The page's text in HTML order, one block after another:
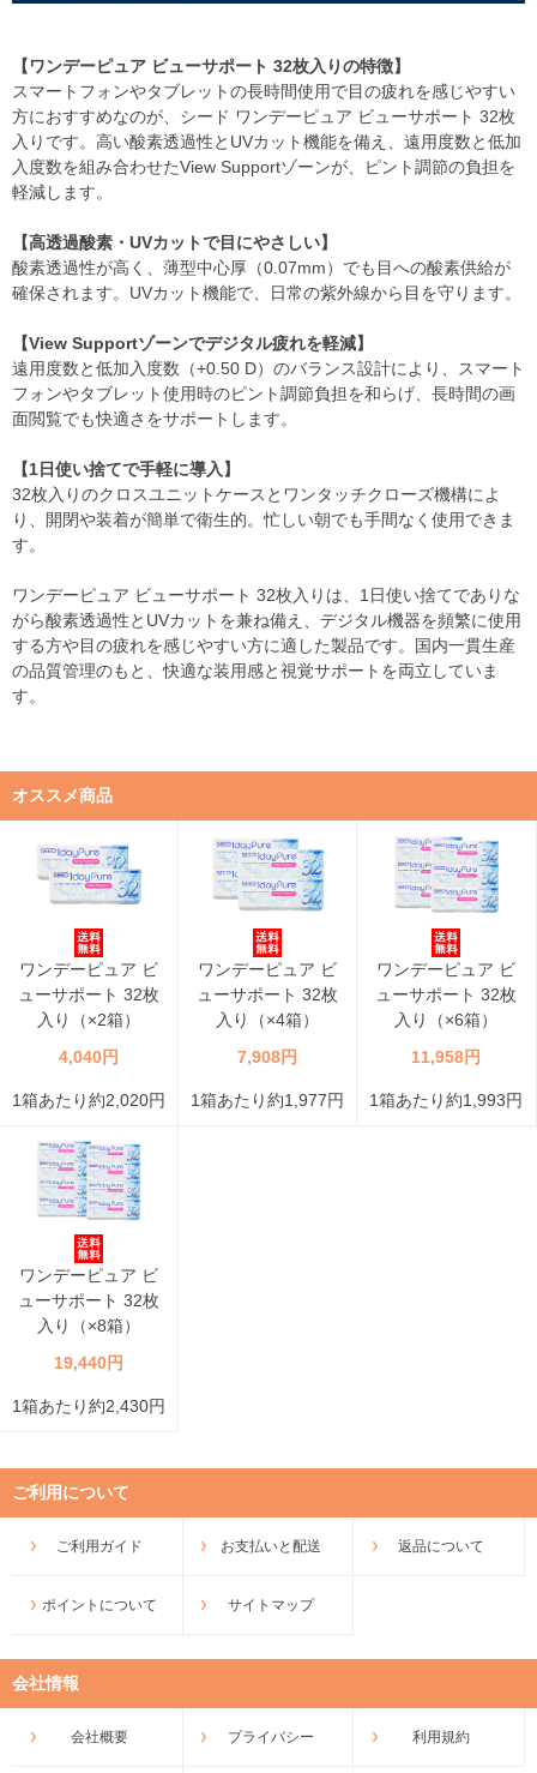
【ワンデーピュア ビューサポート 32枚入りの特徴】
スマートフォンやタブレットの長時間使用で目の疲れを感じやすい
方におすすめなのが、シード ワンデーピュア ビューサポート 32枚
入りです。高い酸素透過性とUVカット機能を備え、遠用度数と低加
入度数を組み合わせたView Supportゾーンが、ピント調節の負担を
軽減します。
【高透過酸素・UVカットで目にやさしい】
酸素透過性が高く、薄型中心厚（0.07mm）でも目への酸素供給が
確保されます。UVカット機能で、日常の紫外線から目を守ります。
【View Supportゾーンでデジタル疲れを軽減】
遠用度数と低加入度数（+0.50 D）のバランス設計により、スマート
フォンやタブレット使用時のピント調節負担を和らげ、長時間の画
面閲覧でも快適さをサポートします。
【1日使い捨てで手軽に導入】
32枚入りのクロスユニットケースとワンタッチクローズ機構によ
り、開閉や装着が簡単で衛生的。忙しい朝でも手間なく使用できま
す。
ワンデーピュア ビューサポート 32枚入りは、1日使い捨てでありな
がら酸素透過性とUVカットを兼ね備え、デジタル機器を頻繁に使用
する方や目の疲れを感じやすい方に適した製品です。国内一貫生産
の品質管理のもと、快適な装用感と視覚サポートを両立していま
す。
オススメ商品
ワンデーピュア ビ
ューサポート 32枚
入り（×2箱）
4,040円
1箱あたり約2,020円
ワンデーピュア ビ
ューサポート 32枚
入り（×4箱）
7,908円
1箱あたり約1,977円
ワンデーピュア ビ
ューサポート 32枚
入り（×6箱）
11,958円
1箱あたり約1,993円
ワンデーピュア ビ
ューサポート 32枚
入り（×8箱）
19,440円
1箱あたり約2,430円
ご利用について
ご利用ガイド お支払いと配送 返品について
ポイントについて サイトマップ
会社情報
会社概要 プライバシー 利用規約